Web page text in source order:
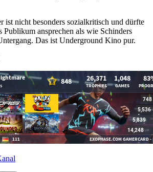
ist nicht besonders sozialkritisch und dürfte
Publikum ansprechen als wie Schinders
Das ist Underground Kino pur.